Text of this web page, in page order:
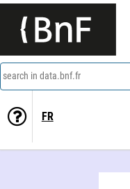
search in data.bnf.fr
FR